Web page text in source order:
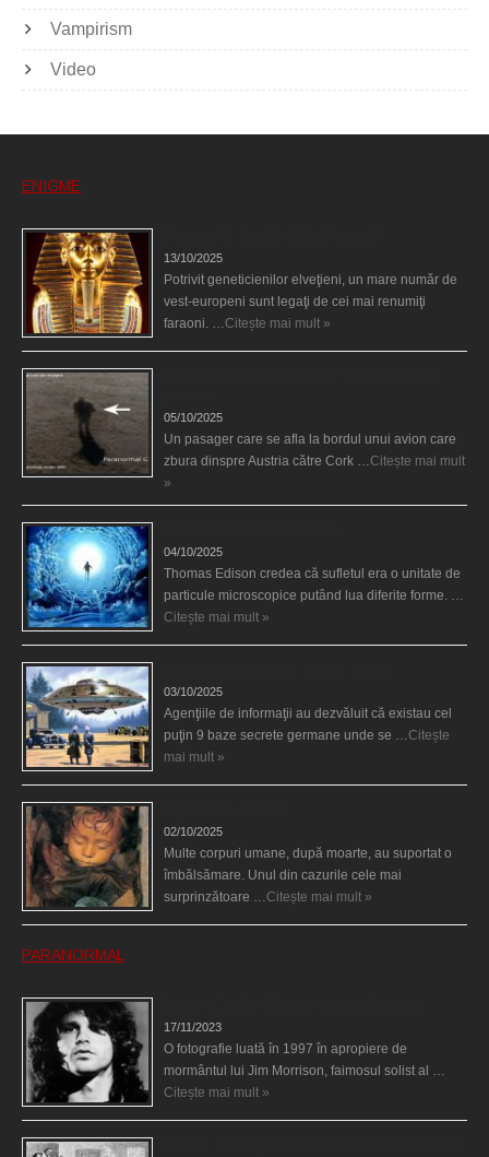
Vampirism
Video
ENIGME
13/10/2025
Potrivit geneticienilor elveţieni, un mare număr de
vest-europeni sunt legaţi de cei mai renumiţi
faraoni. … Citește mai mult »
05/10/2025
Un pasager care se afla la bordul unui avion care
zbura dinspre Austria către Cork … Citește mai mult
»
04/10/2025
Thomas Edison credea că sufletul era o unitate de
particule microscopice putând lua diferite forme. …
Citește mai mult »
03/10/2025
Agenţiile de informaţii au dezvăluit că existau cel
puţin 9 baze secrete germane unde se … Citește
mai mult »
02/10/2025
Multe corpuri umane, după moarte, au suportat o
îmbălsămare. Unul din cazurile cele mai
surprinzătoare … Citește mai mult »
PARANORMAL
17/11/2023
O fotografie luată în 1997 în apropiere de
mormântul lui Jim Morrison, faimosul solist al …
Citește mai mult »